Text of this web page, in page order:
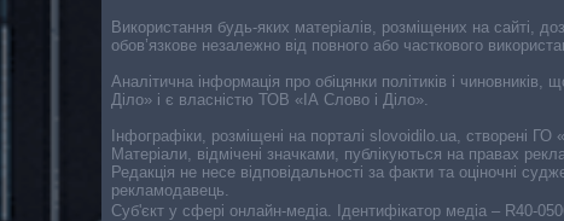
Cуб'єкт у сфері онлайн-медіа. Ідентифікатор медіа – R40-
Використання будь-яких матеріалів, розміщених на сайті,
обов’язкове незалежно від повного або часткового
Аналітична інформація про обіцянки політиків і
Діло» і є власністю ТОВ «ІА Слово і Діло».
Інфографіки, розміщені на порталі slovoidilo.ua, створені
Матеріали, відмічені значками, публікуються на правах
Редакція не несе відповідальності за факти та оціночні
рекламодавець.